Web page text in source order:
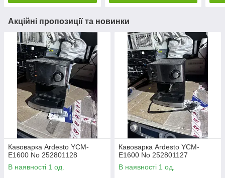
Акційні пропозиції та новинки
Кавоварка Ardesto YCM-
E1600 No 252801128
В наявності 1 од.
Кавоварка Ardesto YCM-
E1600 No 252801127
В наявності 1 од.